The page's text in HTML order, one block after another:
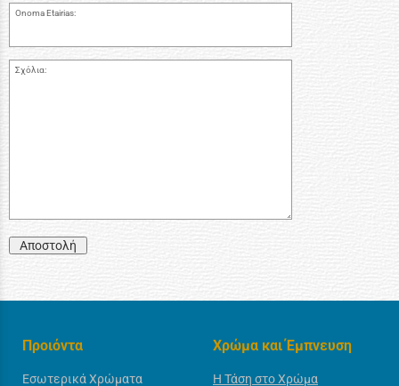
Onoma Etairias:
Σχόλια:
Αποστολή
Προιόντα
Εσωτερικά Χρώματα
Χρώμα και Έμπνευση
Η Τάση στο Χρώμα